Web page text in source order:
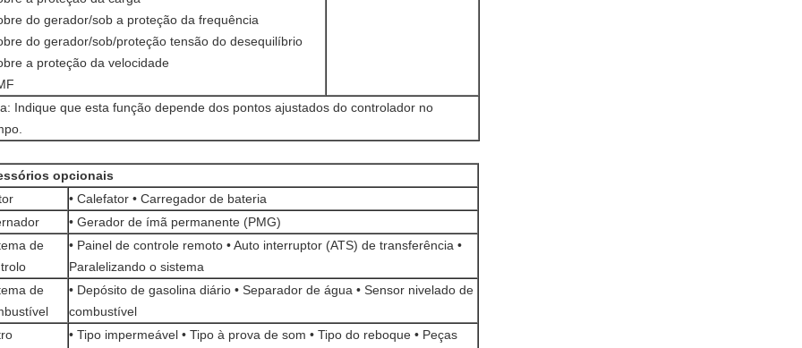
do gerador/sob a proteção da frequência
do gerador/sob/proteção tensão do desequilíbrio
a proteção da velocidade
Indique que esta função depende dos pontos ajustados do controlador no
opcionais
• Calefator • Carregador de bateria
• Gerador de ímã permanente (PMG)
de
• Painel de controle remoto • Auto interruptor (ATS) de transferência •
Paralelizando o sistema
de
• Depósito de gasolina diário • Separador de água • Sensor nivelado de
combustível
• Tipo impermeável • Tipo à prova de som • Tipo do reboque • Peças